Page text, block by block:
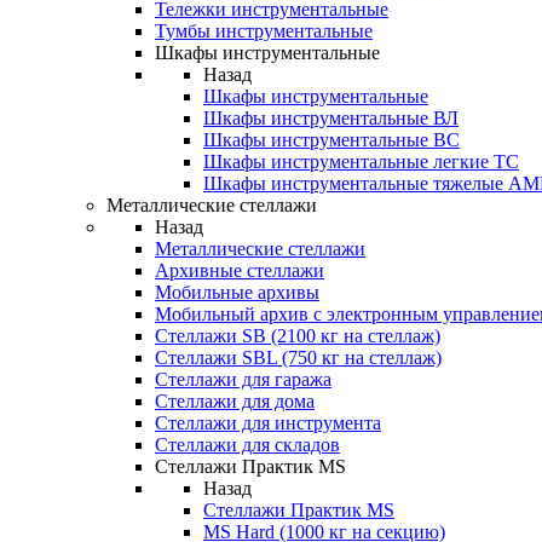
Тележки инструментальные
Тумбы инструментальные
Шкафы инструментальные
Назад
Шкафы инструментальные
Шкафы инструментальные ВЛ
Шкафы инструментальные ВС
Шкафы инструментальные легкие ТС
Шкафы инструментальные тяжелые
Металлические стеллажи
Назад
Металлические стеллажи
Архивные стеллажи
Мобильные архивы
Мобильный архив с электронным
Стеллажи SB (2100 кг на стеллаж)
Стеллажи SBL (750 кг на стеллаж)
Стеллажи для гаража
Стеллажи для дома
Стеллажи для инструмента
Стеллажи для складов
Стеллажи Практик MS
Назад
Стеллажи Практик MS
MS Hard (1000 кг на секцию)